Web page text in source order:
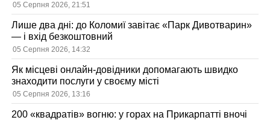
05 Серпня 2026, 21:51
Лише два дні: до Коломиї завітає «Парк Дивотварин»
— і вхід безкоштовний
05 Серпня 2026, 14:32
Як місцеві онлайн-довідники допомагають швидко
знаходити послуги у своєму місті
05 Серпня 2026, 13:16
200 «квадратів» вогню: у горах на Прикарпатті вночі